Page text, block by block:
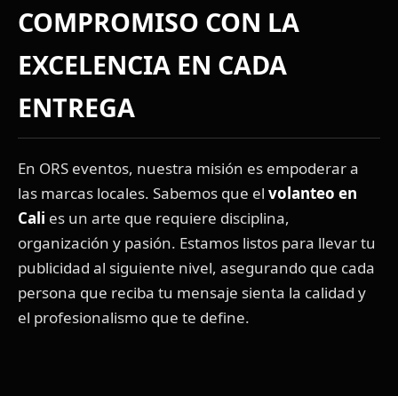
COMPROMISO CON LA
EXCELENCIA EN CADA
ENTREGA
En ORS eventos, nuestra misión es empoderar a
las marcas locales. Sabemos que el volanteo en
Cali es un arte que requiere disciplina,
organización y pasión. Estamos listos para llevar tu
publicidad al siguiente nivel, asegurando que cada
persona que reciba tu mensaje sienta la calidad y
el profesionalismo que te define.